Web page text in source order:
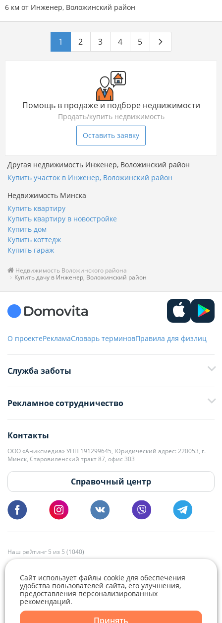
6 км от Инженер, Воложинский район
1 2 3 4 5
Помощь в продаже и подборе недвижимости
Продать/купить недвижимость
Оставить заявку
Другая недвижимость Инженер, Воложинский район
Купить участок в Инженер, Воложинский район
Недвижимость Минска
Купить квартиру
Купить квартиру в новостройке
Купить дом
Купить коттедж
Купить гараж
Недвижимость Воложинского района
Купить дачу в Инженер, Воложинский район
О проектеРекламаСловарь терминовПравила для физлиц
Служба заботы
+375 33 376-13-70
editor@domovita.by
Мы принимаем звонки и отвечаем на письма в будние дни с 9:00 до
18:00.
Рекламное сотрудничество
kb@domovita.by
+375 29 179-11-28 Владислав Гладченко
vg@domovita.by
Пишите и звоните нам в будние дни с 8:00 до 20:00.
Контакты
ООО «Аниксмедиа» УНП 191299645, Юридический адрес: 220053, г.
Минск, Старовиленский тракт 87, офис 303
Справочный центр
Наш рейтинг 5 из 5 (1040)
Сайт использует файлы cookie для обеспечения
удобства пользователей сайта, его улучшения,
предоставления персонализированных
рекомендаций.
Принять